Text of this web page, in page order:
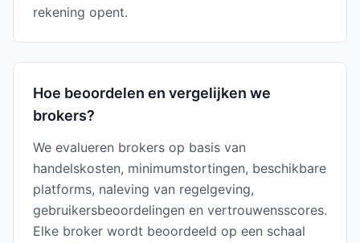
rekening opent.
Hoe beoordelen en vergelijken we
brokers?
We evalueren brokers op basis van
handelskosten, minimumstortingen, beschikbare
platforms, naleving van regelgeving,
gebruikersbeoordelingen en vertrouwensscores.
Elke broker wordt beoordeeld op een schaal